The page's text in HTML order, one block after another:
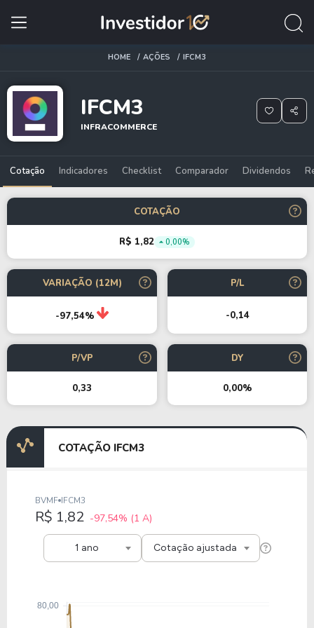
HOME AÇÕES IFCM3
IFCM3
INFRACOMMERCE
Cotação Indicadores Checklist Comparador Dividendos
COTAÇÃO
R$ 1,82 0,00%
VARIAÇÃO (12M)
-97,54%
P/L
-0,14
P/VP
0,33
DY
0,00%
COTAÇÃO IFCM3
1 ano
BVMF IFCM3
R$ 1,82 -97,54% (1 A)
Cotação ajustada